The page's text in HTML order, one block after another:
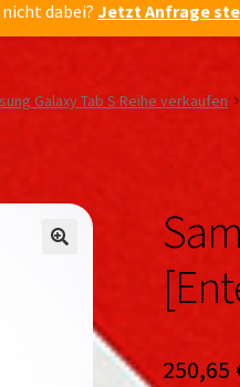
dabei?Jetzt Anfrage
Galaxy Tab S Reihe verkaufen
250,65